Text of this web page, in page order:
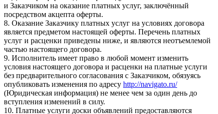
и Заказчиком на оказание платных услуг, заключённый
посредством акцепта оферты.
8. Оказание Заказчику платных услуг на условиях договора
является предметом настоящей оферты. Перечень платных
услуг и расценки приведены ниже, и являются неотъемлемой
частью настоящего договора.
9. Исполнитель имеет право в любой момент изменить
условия настоящего договора и расценки на платные услуги
без предварительного согласования с Заказчиком, обязуясь
опубликовать изменения по адресу http://navigato.ru/
(Юридическая информация) не менее чем за один день до
вступления изменений в силу.
10. Платные услуги доски объявлений предоставляются